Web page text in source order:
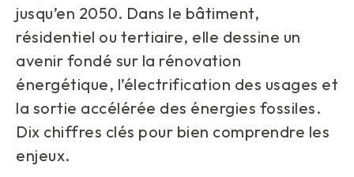
jusqu’en 2050. Dans le bâtiment,
résidentiel ou tertiaire, elle dessine un
avenir fondé sur la rénovation
énergétique, l’électrification des usages et
la sortie accélérée des énergies fossiles.
Dix chiffres clés pour bien comprendre les
enjeux.